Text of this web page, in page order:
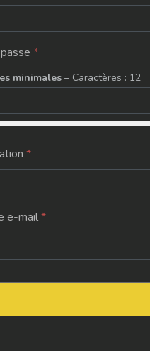
*
minimales– Caractères : 12
*
e-mail*